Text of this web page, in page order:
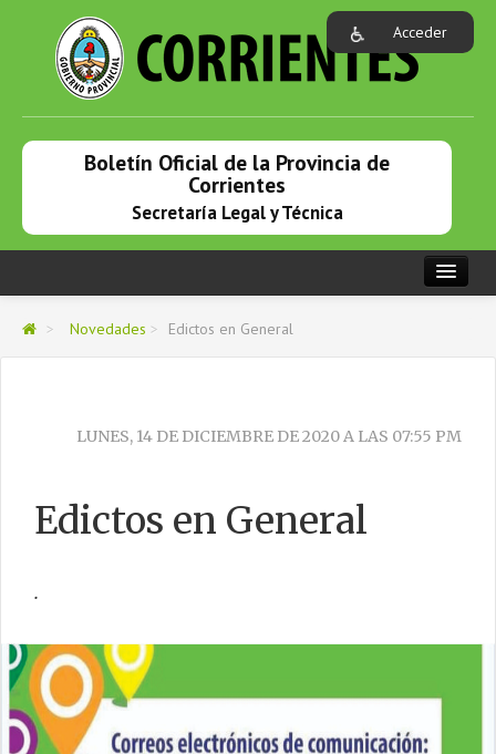
Acceder
Boletín Oficial de la Provincia de
Corrientes
Secretaría Legal y Técnica
BOLETINES MES PASADO
> Novedades > Edictos en General
LUNES, 14 DE DICIEMBRE DE 2020 A LAS 07:55 PM
Edictos en General
.